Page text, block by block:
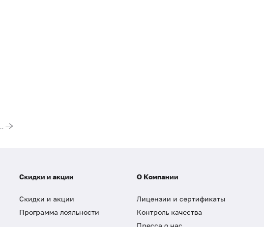
pylori), ДНК [реал-тайм ПЦР]
Скидки и акции
Скидки и акции
Программа лояльности
О Компании
Лицензии и сертификаты
Контроль качества
Пресса о нас